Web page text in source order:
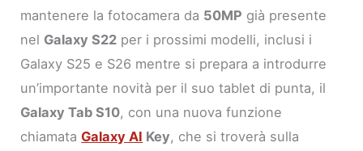
mantenere la fotocamera da 50MP già presente
nel Galaxy S22 per i prossimi modelli, inclusi i
Galaxy S25 e S26 mentre si prepara a introdurre
un’importante novità per il suo tablet di punta, il
Galaxy Tab S10, con una nuova funzione
chiamataGalaxy AI Key, che si troverà sulla